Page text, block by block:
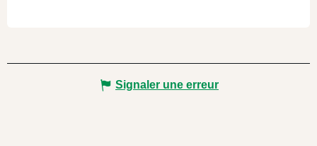
Signaler une erreur